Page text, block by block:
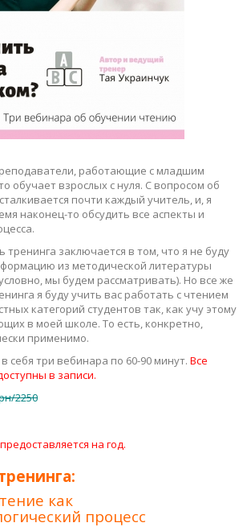
работающие с младшим
обучает взрослых с нуля. С вопросом об
почти каждый учитель, и, я
наконец-то обсудить все аспекты и
тренинга заключается в том, что я не буду
из методической литературы
мы будем рассматривать). Но все же
я буду учить вас работать с чтением
категорий студентов так, как учу этому
в моей школе. То есть, конкретно,
применимо.
себя три вебинара по 60-90 минут. Все
в записи.
2250
на год.
как
процесс